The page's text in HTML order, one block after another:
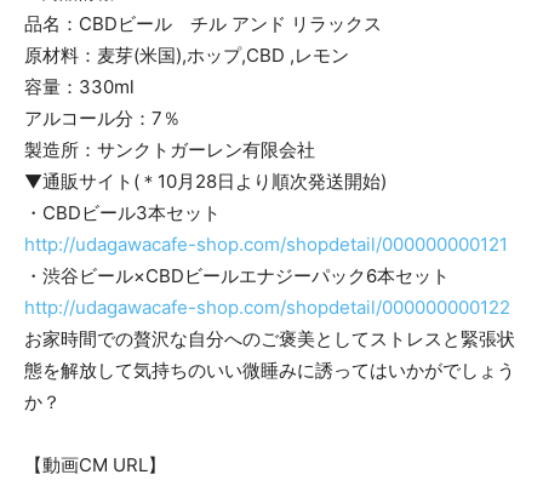
品名：CBDビール チル アンド リラックス
原材料：麦芽(米国),ホップ,CBD ,レモン
容量：330ml
アルコール分：7％
製造所：サンクトガーレン有限会社
▼通販サイト(＊10月28日より順次発送開始)
・CBDビール3本セット
http://udagawacafe-shop.com/shopdetail/000000000121
・渋谷ビール×CBDビールエナジーパック6本セット
http://udagawacafe-shop.com/shopdetail/000000000122
お家時間での贅沢な自分へのご褒美としてストレスと緊張状
態を解放して気持ちのいい微睡みに誘ってはいかがでしょう
か？
【動画CM URL】